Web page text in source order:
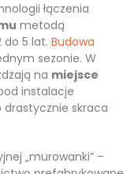
łączenia
metodą
5 lat. Budowa
sezonie. W
na miejsce
instalacje
skraca
„murowanki” –